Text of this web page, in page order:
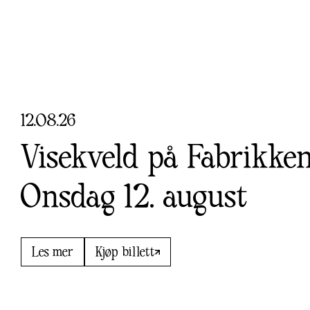
12.08.26
Visekveld på
Onsdag 12. august
Les mer Kjøp billett